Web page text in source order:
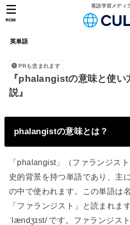
英語学習メディ
英単語
MENU
PRも含まれます
『phalangistの意味と使い
説』
phalangistの意味とは？
「phalangist」（ファランジス
史的背景を持つ単語であり、主
の中で使われます。この単語は
「ファランジスト」と読まれま
ˈlændʒɪst/ です。ファランジス